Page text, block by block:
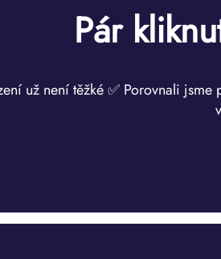
Pár
už není těžké ✅ Porovnali